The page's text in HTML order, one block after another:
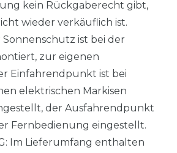
kein Rückgaberecht gibt,
wieder verkäuflich ist.
Sonnenschutz ist bei der
zur eigenen
Einfahrendpunkt ist bei
elektrischen Markisen
der Ausfahrendpunkt
Fernbedienung eingestellt.
Im Lieferumfang enthalten